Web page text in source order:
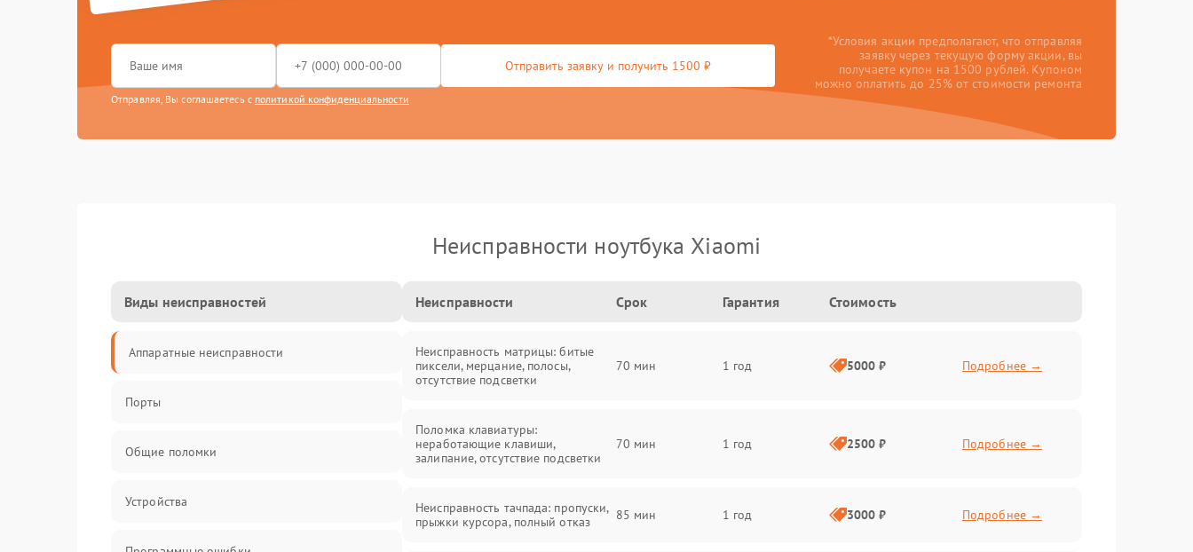
Отправить заявку и получить 1500 ₽
Отправляя, Вы соглашаетесь с политикой конфиденциальности
*Условия акции предполагают, что отправляя
заявку через текущую форму акции, вы
получаете купон на 1500 рублей. Купоном
можно оплатить до 25% от стоимости ремонта
Неисправности ноутбука Xiaomi
Виды неисправностей
Аппаратные неисправности
Порты
Общие поломки
Устройства
Неисправности Срок Гарантия Стоимость
Неисправность матрицы: битые
пиксели, мерцание, полосы,
отсутствие подсветки
70 мин 1 год 5000 ₽ Подробнее →
Поломка клавиатуры:
неработающие клавиши,
залипание, отсутствие подсветки
70 мин 1 год 2500 ₽ Подробнее →
Неисправность тачпада: пропуски,
прыжки курсора, полный отказ
85 мин 1 год 3000 ₽ Подробнее →